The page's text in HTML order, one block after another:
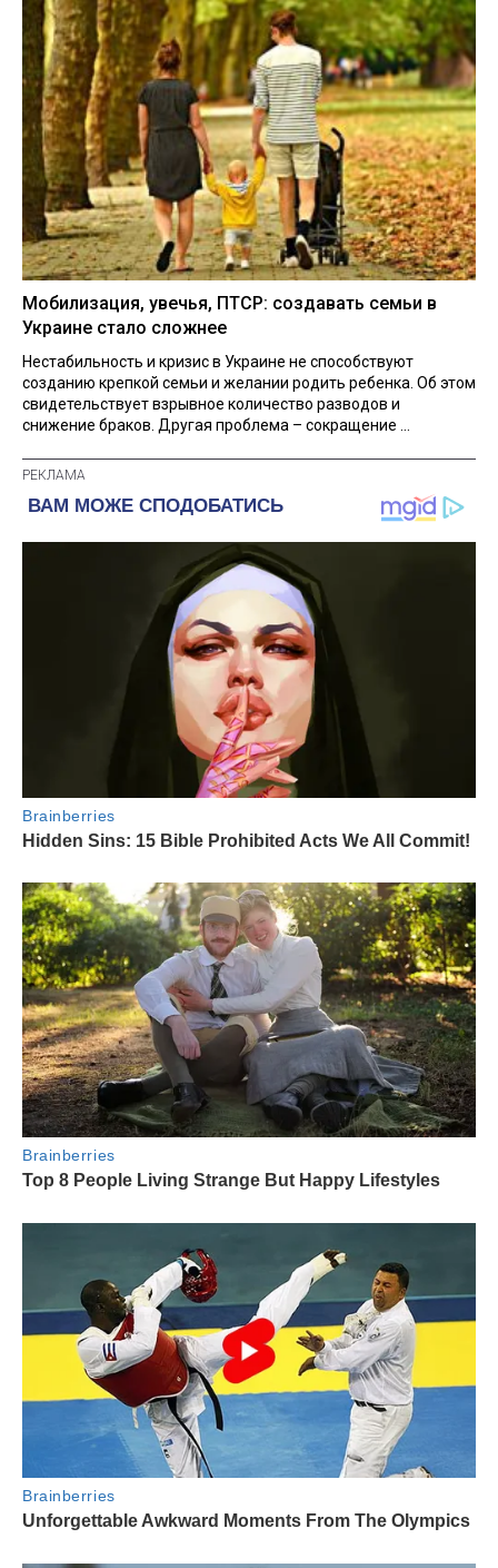
Мобилизация, увечья, ПТСР: создавать семьи в
Украине стало сложнее
Нестабильность и кризис в Украине не способствуют
созданию крепкой семьи и желании родить ребенка. Об этом
свидетельствует взрывное количество разводов и
снижение браков. Другая проблема – сокращение ...